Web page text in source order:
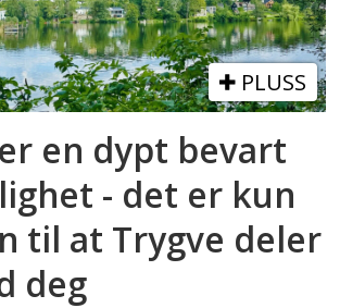
PLUSS
en dypt bevart
- det er kun
til at Trygve deler
deg